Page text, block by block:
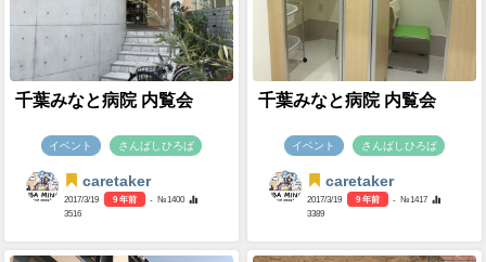
千葉みなと病院 内覧会
イベント さんばしひろば
caretaker
2017/3/19 9 年前
- №1400
3516
千葉みなと病院 内覧会
イベント さんばしひろば
caretaker
2017/3/19 9 年前
- №1417
3389